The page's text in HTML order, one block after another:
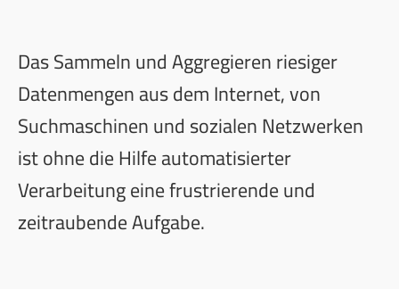
Das Sammeln und Aggregieren riesiger
Datenmengen aus dem Internet, von
Suchmaschinen und sozialen Netzwerken
ist ohne die Hilfe automatisierter
Verarbeitung eine frustrierende und
zeitraubende Aufgabe.